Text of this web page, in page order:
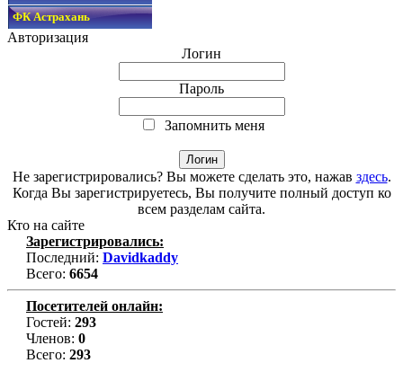
ФК Астрахань
Авторизация
Логин
Пароль
Запомнить меня
Не зарегистрировались? Вы можете сделать это, нажав здесь.
Когда Вы зарегистрируетесь, Вы получите полный доступ ко
всем разделам сайта.
Кто на сайте
Зарегистрировались:
Последний: Davidkaddy
Всего: 6654
Посетителей онлайн:
Гостей: 293
Членов: 0
Всего: 293